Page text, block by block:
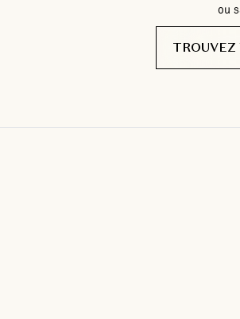
ou
TROUVEZ